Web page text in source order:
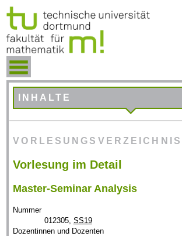
INHALTE
VORLESUNGSVERZEICHNIS
Vorlesung im Detail
Master-Seminar Analysis
Nummer
012305, SS19
Dozentinnen und Dozenten